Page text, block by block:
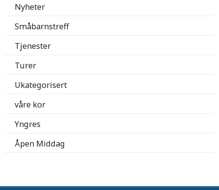
Nyheter
Småbarnstreff
Tjenester
Turer
Ukategorisert
våre kor
Yngres
Åpen Middag